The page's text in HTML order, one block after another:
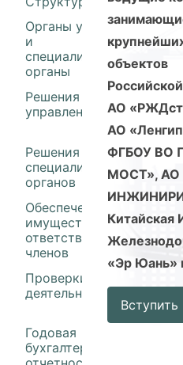
Органы управления
и
специализированные
органы
Решения органов
управления
Решения
специализированных
органов
Обеспечение
имущественной
ответственности
членов
Проверки
деятельности членов
Годовая
бухгалтерская
объектов
АО
АО
ФГБОУ ВО
МОСТ», АО
Китайская
«Эр Юань»
Вступить